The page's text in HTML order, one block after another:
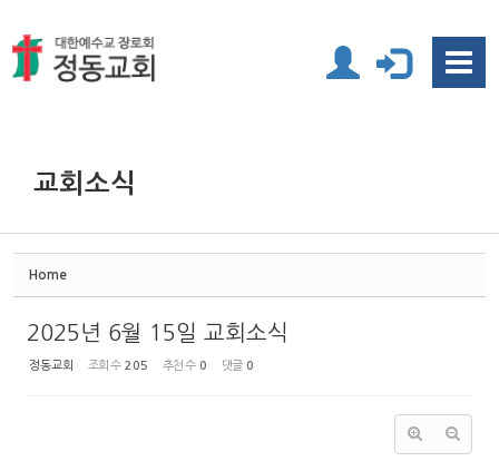
교회소식
Home
2025년 6월 15일 교회소식
정동교회 조회 수 205 추천 수 0 댓글 0